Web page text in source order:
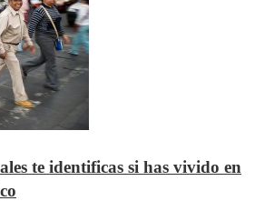
te identificas si has vivido en